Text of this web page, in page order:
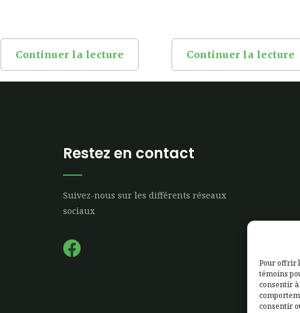
Pour offrir
témoins
consentir à
consentir
Continuer la lecture Continuer la lecture
Restez en contact
Suivez-nous sur les différents réseaux
sociaux
F
a